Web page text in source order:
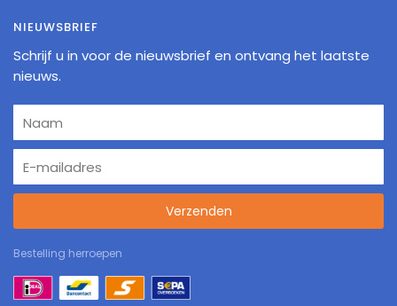
NIEUWSBRIEF
Schrijf u in voor de nieuwsbrief en ontvang het laatste
nieuws.
Verzenden
Bestelling herroepen